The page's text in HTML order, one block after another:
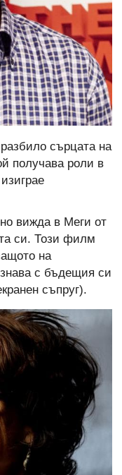
сърцата на
получава роли в
вижда в Меги от
си. Този филм
на
с бъдещия си
съпруг).